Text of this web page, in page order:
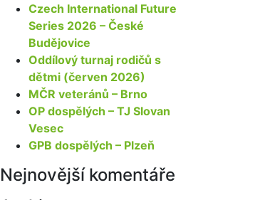
Czech International Future
Series 2026 – České
Budějovice
Oddílový turnaj rodičů s
dětmi (červen 2026)
MČR veteránů – Brno
OP dospělých – TJ Slovan
Vesec
GPB dospělých – Plzeň
Nejnovější komentáře